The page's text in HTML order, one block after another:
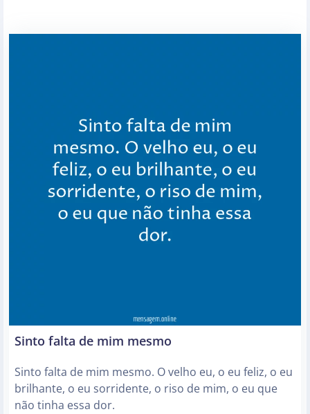
Sinto falta de mim mesmo
Sinto falta de mim mesmo. O velho eu, o eu feliz, o eu
brilhante, o eu sorridente, o riso de mim, o eu que
não tinha essa dor.